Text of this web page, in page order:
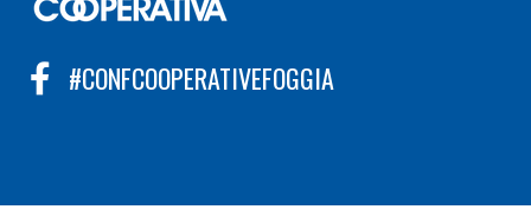
#CONFCOOPERATIVEFOGGIA